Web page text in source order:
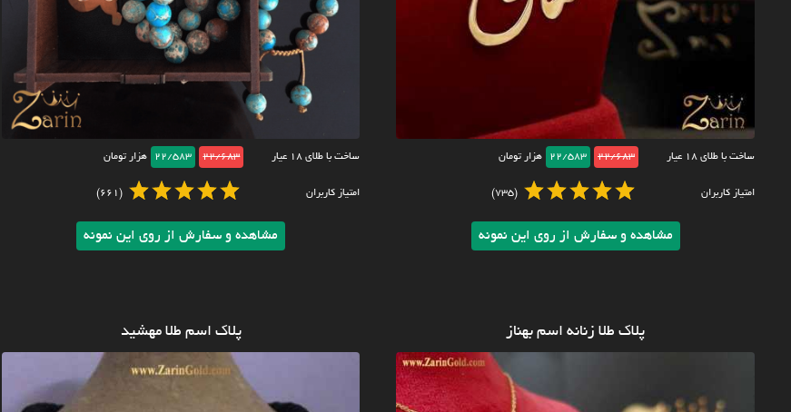
ساخت با طلای ۱۸ عیار 22/683
22/583 هزار تومان
امتیاز کاربران (735)
مشاهده و سفارش از روی این نمونه
ساخت با طلای ۱۸ عیار 22/683
22/583 هزار تومان
امتیاز کاربران (661)
مشاهده و سفارش از روی این نمونه
پلاک طلا زنانه اسم بهناز پلاک اسم طلا مهشید